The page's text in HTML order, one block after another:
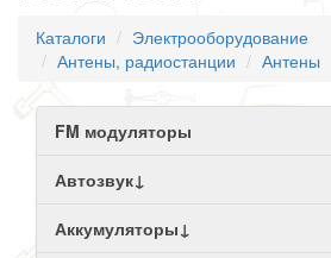
Каталоги
Электрооборудование
Антены, радиостанции
Антены
FM модуляторы
Автозвук↓
Аккумуляторы↓